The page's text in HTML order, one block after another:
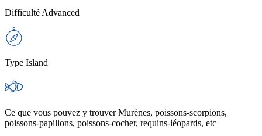
Difficulté Advanced
Type Island
Ce que vous pouvez y trouverMurènes, poissons-scorpions,
poissons-papillons, poissons-cocher, requins-léopards, etc